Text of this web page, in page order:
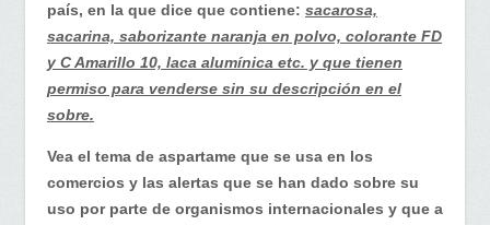
país, en la que dice que contiene: sacarosa,
sacarina, saborizante naranja en polvo, colorante FD
y C Amarillo 10, laca alumínica etc. y que tienen
permiso para venderse sin su descripción en el
sobre.
Vea el tema de aspartame que se usa en los
comercios y las alertas que se han dado sobre su
uso por parte de organismos internacionales y que a